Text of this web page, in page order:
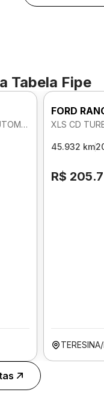
Tabela Fipe
LIMITED CD TURBO DIE 4WD 3.0 AUTOMATICO
FORD
XLS CD
45.932 km
R$